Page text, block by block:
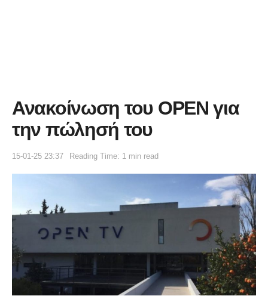
Ανακοίνωση του OPEN για
την πώλησή του
15-01-25 23:37 Reading Time: 1 min read